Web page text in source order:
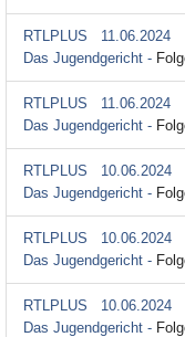
RTLPLUS
11.06.2024
Das Jugendgericht -
RTLPLUS
11.06.2024
Das Jugendgericht -
RTLPLUS
10.06.2024
Das Jugendgericht -
RTLPLUS
10.06.2024
Das Jugendgericht -
RTLPLUS
10.06.2024
Das Jugendgericht -